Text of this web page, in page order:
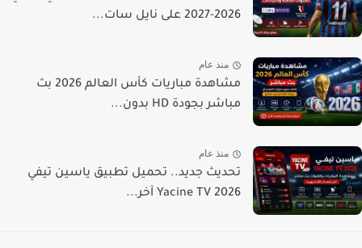
2026-2027 على نايل سات...
منذ عام
مشاهدة مباريات كأس العالم 2026 بث
مباشر بجودة HD بدون...
منذ عام
تحديث جديد.. تحميل تطبيق ياسين تيفي
Yacine TV 2026 آخر...